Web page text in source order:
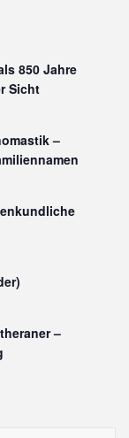
850 Jahre
Sicht
–
–